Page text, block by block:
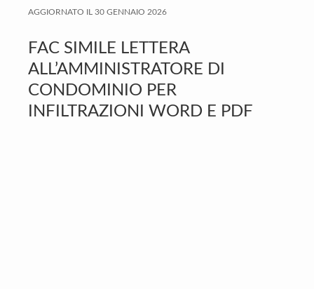
a
n
c
o
r
m
a
r
o
t
e
r
AGGIORNATO IL 30 GENNAIO 2026
FAC SIMILE LETTERA
ALL’AMMINISTRATORE DI
CONDOMINIO PER
INFILTRAZIONI WORD E PDF